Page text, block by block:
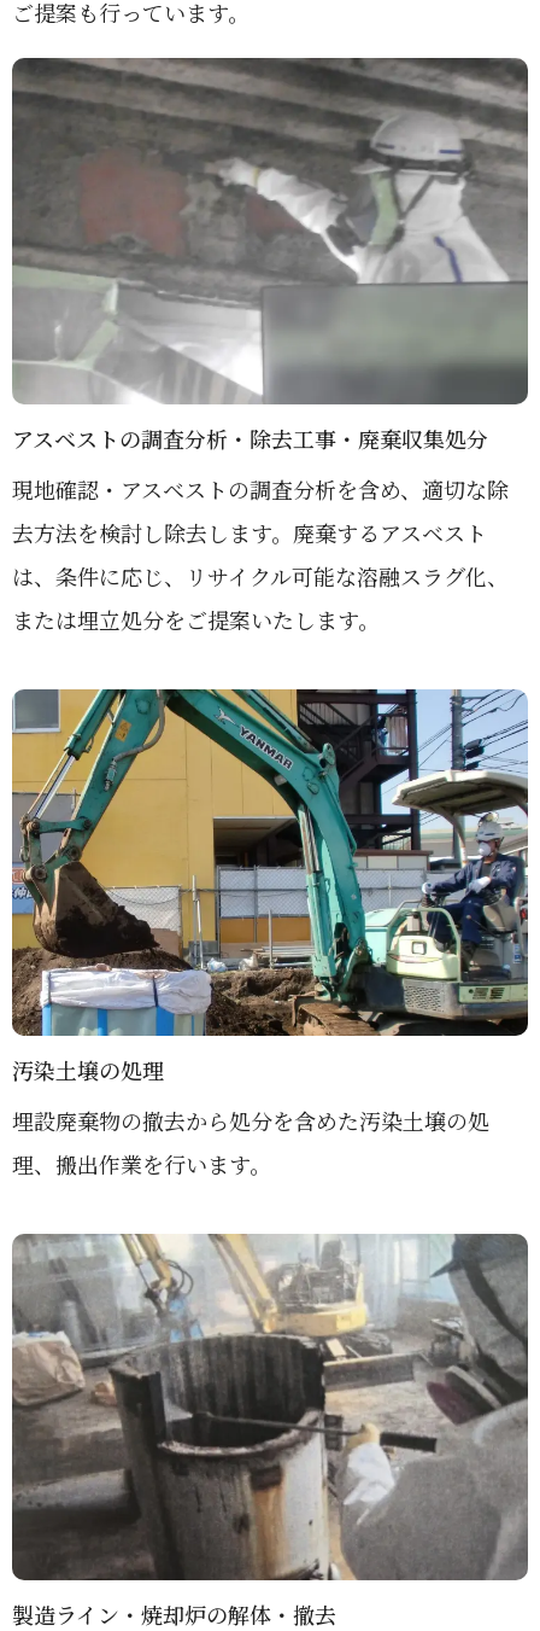
ご提案も行っています。
アスベストの調査分析・除去工事・廃棄収集処分
現地確認・アスベストの調査分析を含め、適切な除
去方法を検討し除去します。廃棄するアスベスト
は、条件に応じ、リサイクル可能な溶融スラグ化、
または埋立処分をご提案いたします。
汚染土壌の処理
埋設廃棄物の撤去から処分を含めた汚染土壌の処
理、搬出作業を行います。
製造ライン・焼却炉の解体・撤去